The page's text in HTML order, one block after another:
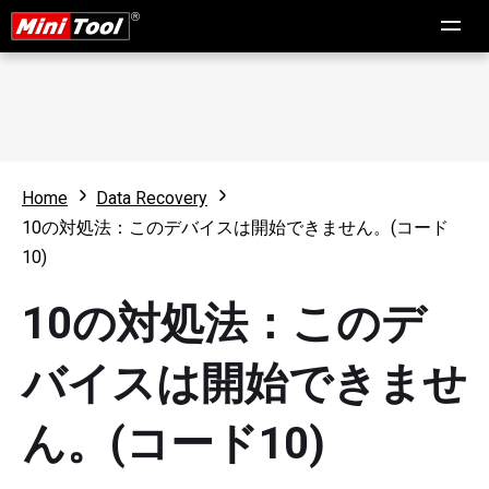
Home
Data Recovery
10の対処法：このデバイスは開始できません。(コード
10)
10の対処法：このデ
バイスは開始できませ
ん。(コード10)